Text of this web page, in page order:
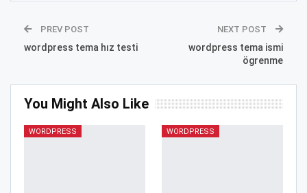
PREV POST
wordpress tema hız testi
NEXT POST
wordpress tema ismi
ögrenme
You Might Also Like
WORDPRESS WORDPRESS